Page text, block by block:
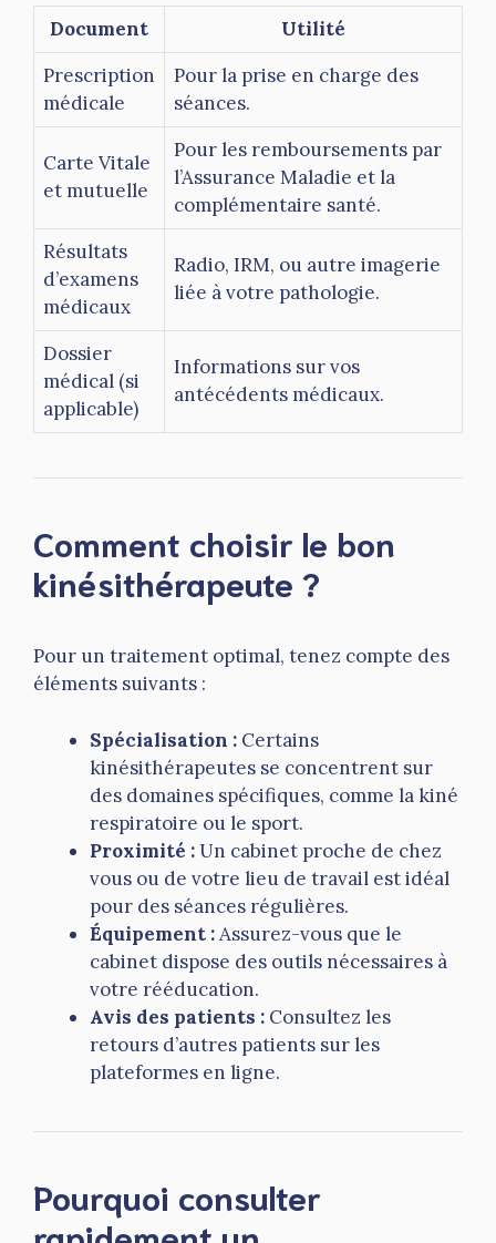
Document
Utilité
Prescription
médicale
Pour la prise en charge des
séances.
Carte Vitale
et mutuelle
Pour les remboursements par
l’Assurance Maladie et la
complémentaire santé.
Résultats
d’examens
médicaux
Radio, IRM, ou autre imagerie
liée à votre pathologie.
Dossier
médical (si
applicable)
Informations sur vos
antécédents médicaux.
Comment choisir le bon
kinésithérapeute ?
Pour un traitement optimal, tenez compte des
éléments suivants :
Spécialisation : Certains
kinésithérapeutes se concentrent sur
des domaines spécifiques, comme la kiné
respiratoire ou le sport.
Proximité :Un cabinet proche de chez
vous ou de votre lieu de travail est idéal
pour des séances régulières.
Équipement :Assurez-vous que le
cabinet dispose des outils nécessaires à
votre rééducation.
Avis des patients : Consultez les
retours d’autres patients sur les
plateformes en ligne.
Pourquoi consulter